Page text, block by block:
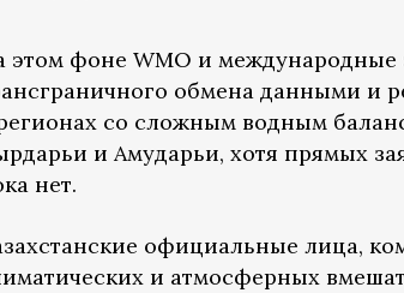
этом фоне WMO и международные
обмена данными и
со сложным водным
и Амударьи, хотя прямых
нет.
официальные лица,
и атмосферных